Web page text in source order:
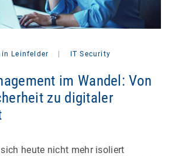
Leinfelder IT Security
im Wandel: Von
zu digitaler
heute nicht mehr isoliert